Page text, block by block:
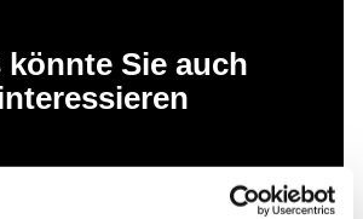
könnte Sie auch